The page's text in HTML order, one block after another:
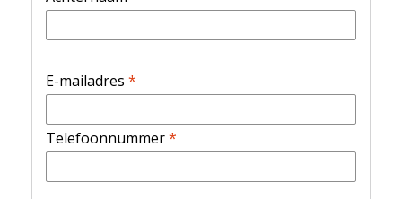
E-mailadres *
Telefoonnummer*